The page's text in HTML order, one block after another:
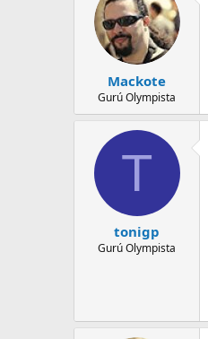
Mackote
Gurú Olympista
T
tonigp
Gurú Olympista